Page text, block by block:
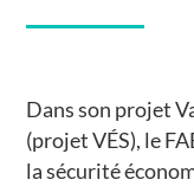
Dans son projet
(projet VÉS), le
la sécurité